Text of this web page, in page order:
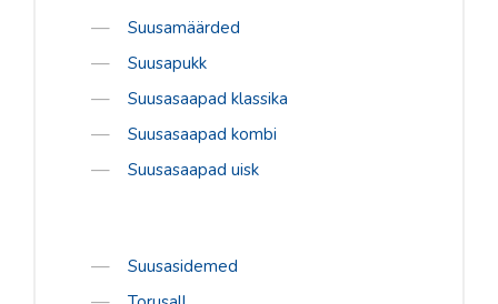
Suusamäärded
Suusapukk
Suusasaapad klassika
Suusasaapad kombi
Suusasaapad uisk
Suusasidemed